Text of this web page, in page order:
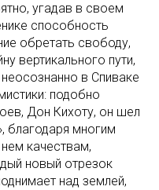
угадав в своем
способность
обретать свободу,
вертикального пути,
в Спиваке
подобно
Дон Кихоту, он шел
благодаря многим
качествам,
новый отрезок
над землей,